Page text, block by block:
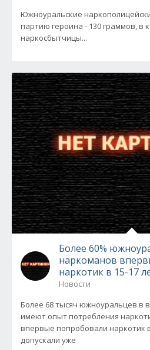
Южноуральские
партию героина - 130 граммов, в
наркосбытчицы...
Более 60%
наркоманов
наркотик в 15-17
Новости
Более 68 тысяч южноуральцев в
имеют опыт потребления
впервые попробовали наркотик в
допускали уже